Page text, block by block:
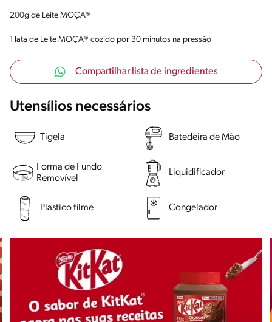
200g de Leite MOÇA®
1 lata de Leite MOÇA® cozido por 30 minutos na pressão
Compartilhar lista de ingredientes
Utensílios necessários
Tigela Batedeira de Mão
Forma de Fundo
Removível
Liquidificador
Plastico filme Congelador